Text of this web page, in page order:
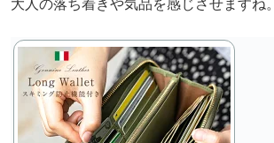
大人の落ち着きや気品を感じさせますね。